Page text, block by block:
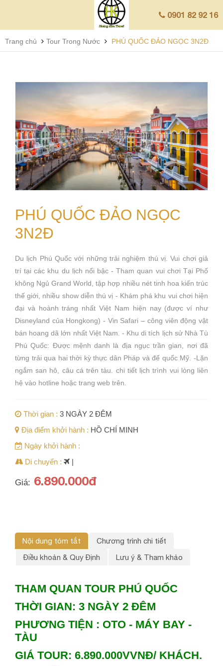
0901 82 92 16
Trang chủ Tour Trong Nước PHÚ QUỐC ĐẢO NGỌC 3N2Đ
PHÚ QUỐC ĐẢO NGỌC
3N2Đ
Du lịch Phú Quốc với những trải nghiệm thú vị. Vui chơi giả
trí tại các khu du lịch nổi bậc - Tham quan vui chơi Tại Phố
không Ngủ Grand World, tập hợp nhiều nét tinh hoa kiến trúc
thế giới, nhiều show diễn thú vị - Khám phá khu vui chơi hiện
đại và hoành tráng nhất Việt Nam hiện nay (được ví như
Disneyland của Hongkong) - Vin Safari – công viên động vật
bán hoang dã lớn nhất Việt Nam. - Khu di tích lịch sử Nhà Tù
Phú Quốc: Được mệnh danh là địa ngục trần gian, nơi đã
từng trải qua hai thời kỳ thực dân Pháp và đế quốc Mỹ. -Lặn
ngắm san hô, câu cá trên tàu. chi tiết lịch trình vui lòng liên
hệ vào hotline hoặc trang web trên.
Thời gian : 3 NGÀY 2 ĐÊM
Địa điểm khởi hành : HỒ CHÍ MINH
Ngày khởi hành :
Di chuyển :
|
Giá: 6.890.000đ
Nội dung tóm tắt
Chương trình chi tiết
Điều khoản & Quy Định
Lưu ý & Tham khảo
THAM QUAN TOUR PHÚ QUỐC
THỜI GIAN: 3 NGÀY 2 ĐÊM
PHƯƠNG TIỆN : OTO - MÁY BAY -
TÀU
GIÁ TOUR: 6.890.000VVNĐ/ KHÁCH.